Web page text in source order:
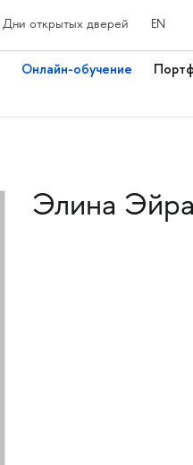
Дни открытых дверей EN
Онлайн-обучение
Элина